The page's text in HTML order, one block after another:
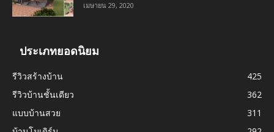
เมษายน 29, 2020
ประเภทยอดนิยม
รีวิวสร้างบ้าน
425
รีวิวบ้านชั้นเดียว
362
แบบบ้านสวย
311